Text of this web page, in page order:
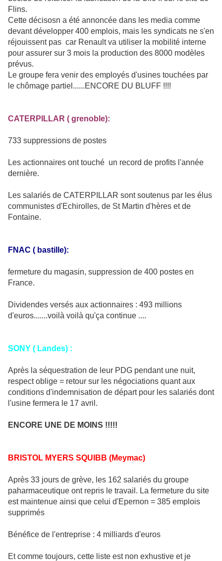
Flins.
Cette décisosn a été annoncée dans les media comme
devant développer 400 emplois, mais les syndicats ne s'en
réjouissent pas car Renault va utiliser la mobilité interne
pour assurer sur 3 mois la production des 8000 modèles
prévus.
Le groupe fera venir des employés d'usines touchées par
le chômage partiel......ENCORE DU BLUFF !!!!
CATERPILLAR ( grenoble):
733 suppressions de postes
Les actionnaires ont touché un record de profits l'année
dernière.
Les salariés de CATERPILLAR sont soutenus par les élus
communistes d'Echirolles, de St Martin d'hères et de
Fontaine.
FNAC ( bastille):
fermeture du magasin, suppression de 400 postes en
France.
Dividendes versés aux actionnaires : 493 millions
d'euros.......voilà voilà qu'ça continue ....
SONY ( Landes) :
Après la séquestration de leur PDG pendant une nuit,
respect oblige = retour sur les négociations quant aux
conditions d'indemnisation de départ pour les salariés dont
l'usine fermera le 17 avril.
ENCORE UNE DE MOINS !!!!!
BRISTOL MYERS SQUIBB (Meymac)
Après 33 jours de grève, les 162 salariés du groupe
paharmaceutique ont repris le travail. La fermeture du site
est maintenue ainsi que celui d'Epernon = 385 emplois
supprimés
Bénéfice de l'entreprise : 4 milliards d'euros
Et comme toujours, cette liste est non exhustive et je